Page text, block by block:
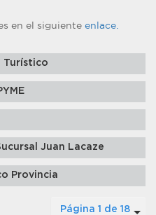
en el siguiente enlace.
Turístico
Juan Lacaze
Provincia
Página 1 de 18